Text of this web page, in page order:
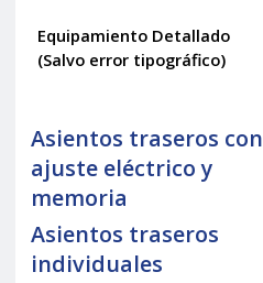
Equipamiento Detallado
(Salvo error tipográfico)
Asientos traseros con
ajuste eléctrico y
memoria
Asientos traseros
individuales